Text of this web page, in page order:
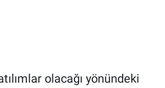
olacağı yönündeki